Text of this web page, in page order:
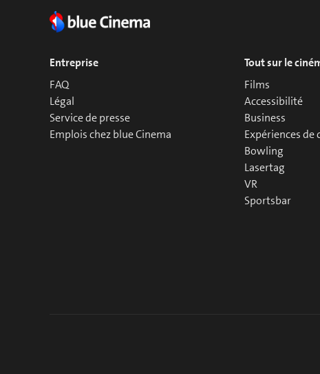
Entreprise
FAQ
Légal
Service de presse
Emplois chez blue Cinema
Tout sur le
Films
Accessibilité
Business
Expériences de
Bowling
Lasertag
VR
Sportsbar